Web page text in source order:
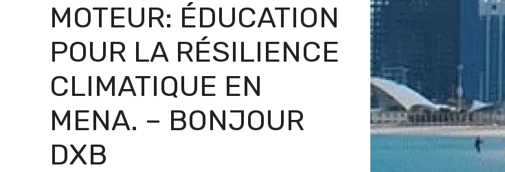
MOTEUR: ÉDUCATION
POUR LA RÉSILIENCE
CLIMATIQUE EN
MENA. – BONJOUR
DXB